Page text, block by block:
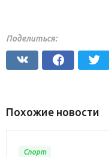
Поделиться:
Похожие новости
Спорт